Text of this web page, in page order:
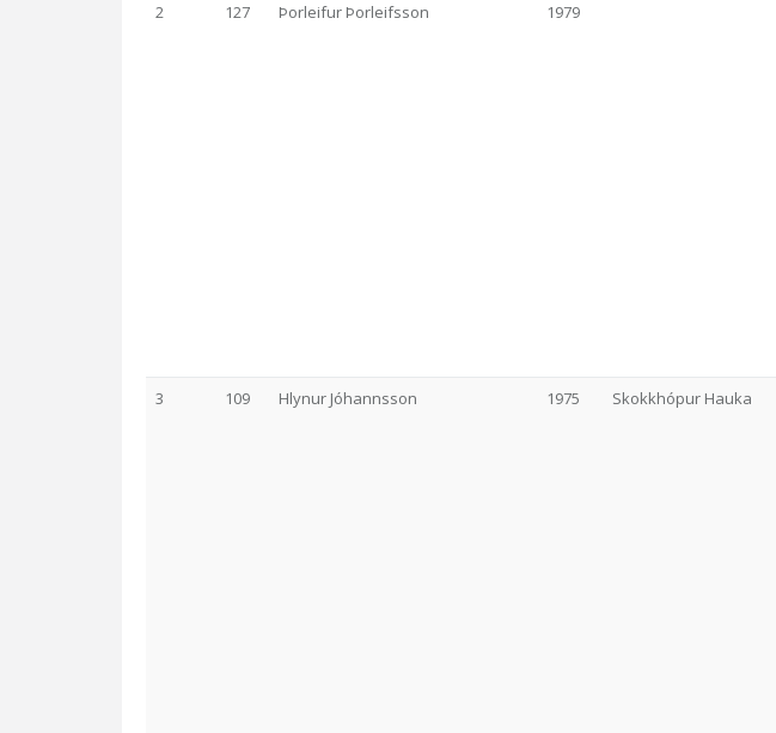
2 127 Þorleifur Þorleifsson 1979
3 109 Hlynur Jóhannsson 1975 Skokkhópur Hauka